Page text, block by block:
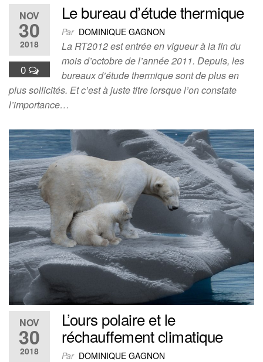
NOV
30
2018
0
Le bureau d’étude thermique
Par DOMINIQUE GAGNON
La RT2012 est entrée en vigueur à la fin du
mois d’octobre de l’année 2011. Depuis, les
bureaux d’étude thermique sont de plus en
plus sollicités. Et c’est à juste titre lorsque l’on constate
l’importance…
NOV
30
2018
L’ours polaire et le
réchauffement climatique
Par DOMINIQUE GAGNON